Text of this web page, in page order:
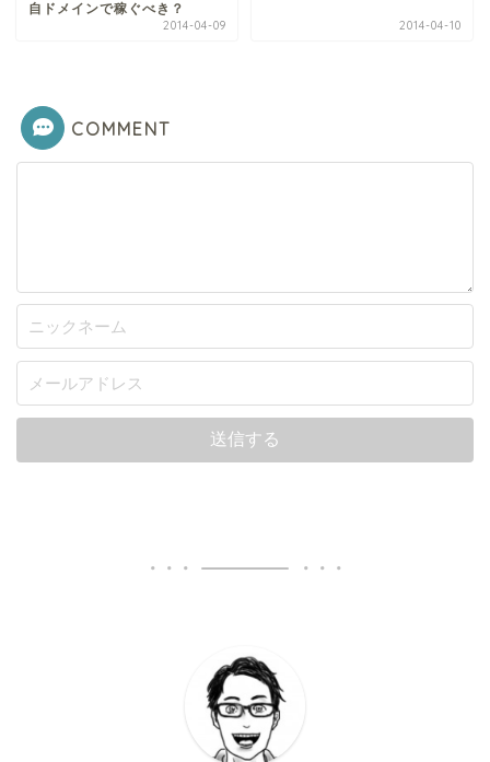
自ドメインで稼ぐべき？
2014-04-09 2014-04-10
COMMENT